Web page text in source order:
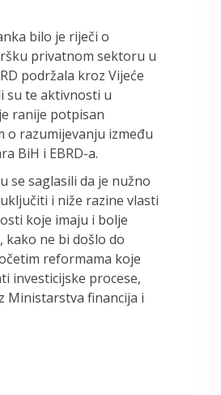
bilo je riječi o
privatnom sektoru u
podržala kroz Vijeće
su te aktivnosti u
ranije potpisan
o razumijevanju između
BiH i EBRD-a.
se saglasili da je nužno
i niže razine vlasti
koje imaju i bolje
ne bi došlo do
reformama koje
investicijske procese,
Ministarstva financija i